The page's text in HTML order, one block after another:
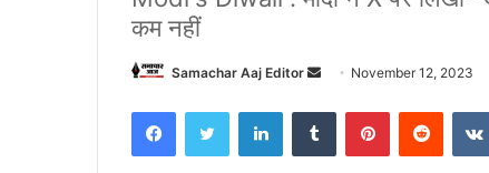
कम नहीं
Samachar Aaj Editor
Send November 12, 2023
FacebookTwitter LinkedInTumblr PinterestReddit